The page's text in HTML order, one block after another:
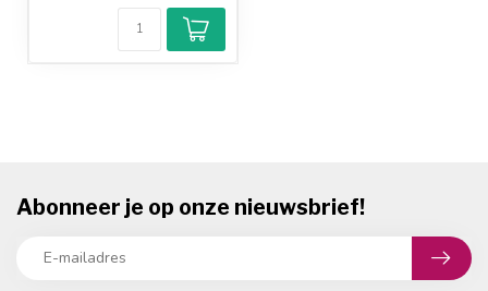
Abonneer je op onze nieuwsbrief!